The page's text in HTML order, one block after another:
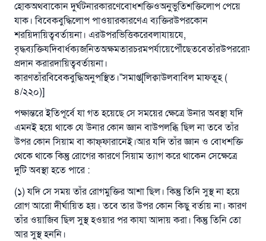
হোকঅথবাকোন দুর্ঘটনারকারণেবোধশক্তিওঅনুভুতিশক্তিলোপ পেয়ে
যাক। বিবেকবুদ্ধিলোপ পাওয়ারকারণেএ ব্যক্তিরউপরকোন
শরয়িদায়িত্ববর্তায়না। এরউপরভিত্তিকরেবলাযায়যে,
প্রদান করারদায়িত্ববর্তায়না।
কারণতাঁরবিবেকবুদ্ধিঅনুপস্থিত।”সমাপ্ত[লিক্বাউলবাবিল মাফতূহ (
৪/২২০)]
পক্ষান্তরে ইতিপূর্বে যা গত হয়েছে সে সময়ের ক্ষেত্রে উনার অবস্থা যদি
এমনই হয়ে থাকে যে উনার কোন জ্ঞান বাউপলব্ধি ছিল না তবে তাঁর
উপর কোন সিয়াম বা কাফ্‌ফারানেই।আর যদি তাঁর জ্ঞান ও বোধশক্তি
থেকে থাকে কিন্তু রোগের কারণে সিয়াম ত্যাগ করে থাকেন সেক্ষেত্রে
দুটি অবস্থা হতে পারে :
(১) যদি সে সময় তাঁর রোগমুক্তির আশা ছিল। কিন্তু তিনি সুস্থ না হয়ে
রোগ আরো দীর্ঘায়িত হয়। তবে তার উপর কোন কিছু বর্তায় না। কারণ
তাঁর ওয়াজিব ছিল সুস্থ হওয়ার পর কাযা আদায় করা। কিন্তু তিনি তো
আর সুস্থ হননি।